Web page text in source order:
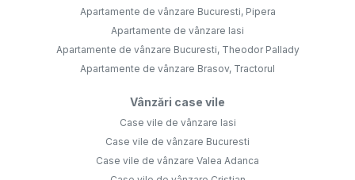
Apartamente de vânzare Bucuresti, Pipera
Apartamente de vânzare Iasi
Apartamente de vânzare Bucuresti, Theodor Pallady
Apartamente de vânzare Brasov, Tractorul
Vânzări case vile
Case vile de vânzare Iasi
Case vile de vânzare Bucuresti
Case vile de vânzare Valea Adanca